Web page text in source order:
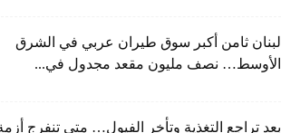
لبنان ثامن أكبر سوق طيران عربي في الشرق
الأوسط… نصف مليون مقعد مجدول في...
بعد تراجع التغذية وتأخر الفيول… متى تنفرج